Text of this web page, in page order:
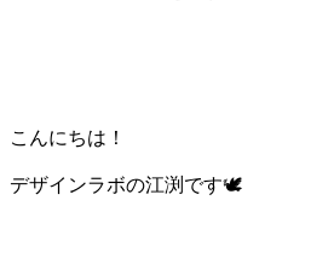
こんにちは！
デザインラボの江渕です🕊